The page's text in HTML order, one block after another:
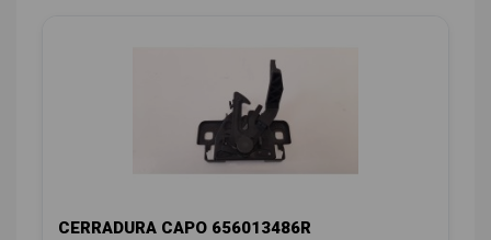
CERRADURA CAPO 656013486R